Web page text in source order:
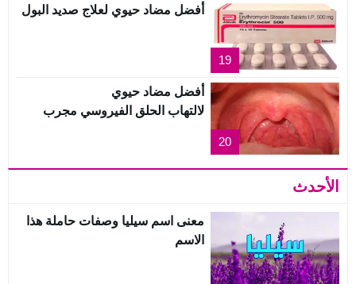
19
أفضل مضاد حيوي لعلاج صديد البول
20
أفضل مضاد حيوي
لالتهاب الحلق الفيروسي مجرب
الأحدث
معنى اسم سيليا وصفات حاملة هذا
الاسم